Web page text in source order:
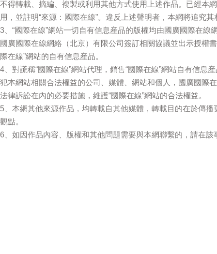
不得轉載、摘編、複製或利用其他方式使用上述作品。已經本
用，並註明“來源：國際在線”。違反上述聲明者，本網將追究
3、“國際在線”網站一切自有信息産品的版權均由國廣國際在
國廣國際在線網絡（北京）有限公司簽訂相關協議並出示授權
際在線”網站的自有信息産品。
4、對謊稱“國際在線”網站代理，銷售“國際在線”網站自有信息
犯本網站相關合法權益的公司、媒體、網站和個人，國廣國際
法律訴訟在內的必要措施，維護“國際在線”網站的合法權益。
5、本網其他來源作品，均轉載自其他媒體，轉載目的在於傳
觀點。
6、如因作品內容、版權和其他問題需要與本網聯繫的，請在